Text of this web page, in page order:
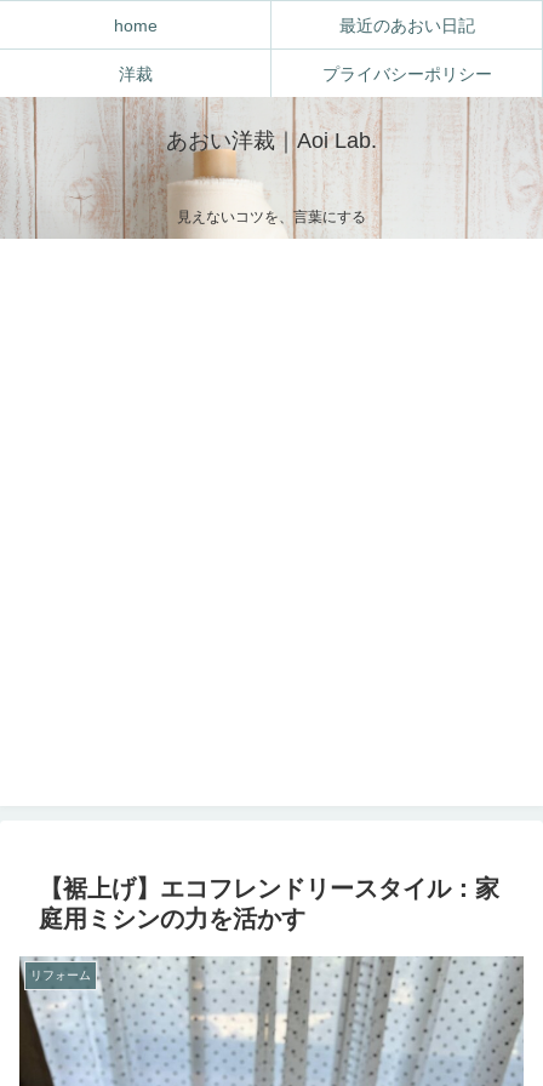
あおい洋裁｜Aoi Lab.
見えないコツを、言葉にする
home 最近のあおい日記
洋裁 プライバシーポリシー
【裾上げ】エコフレンドリースタイル：家
庭用ミシンの力を活かす
リフォーム